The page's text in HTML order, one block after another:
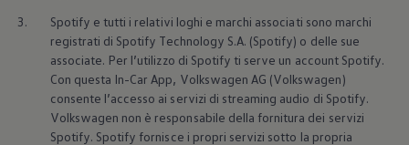
3.
Spotify e tutti i relativi loghi e marchi associati sono marchi
registrati di Spotify Technology S.A. (Spotify) o delle sue
associate. Per l’utilizzo di Spotify ti serve un account Spotify.
Con questa In-Car App, Volkswagen AG (Volkswagen)
consente l’accesso ai servizi di streaming audio di Spotify.
Volkswagen non è responsabile della fornitura dei servizi
Spotify. Spotify fornisce i propri servizi sotto la propria